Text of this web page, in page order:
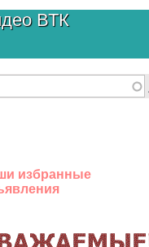
ВТК
избранные